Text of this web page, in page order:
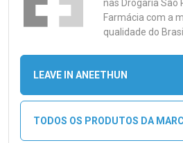
nas Drogaria São
Farmácia com a
qualidade do Brasil.
LEAVE IN ANEETHUN
TODOS OS PRODUTOS DA